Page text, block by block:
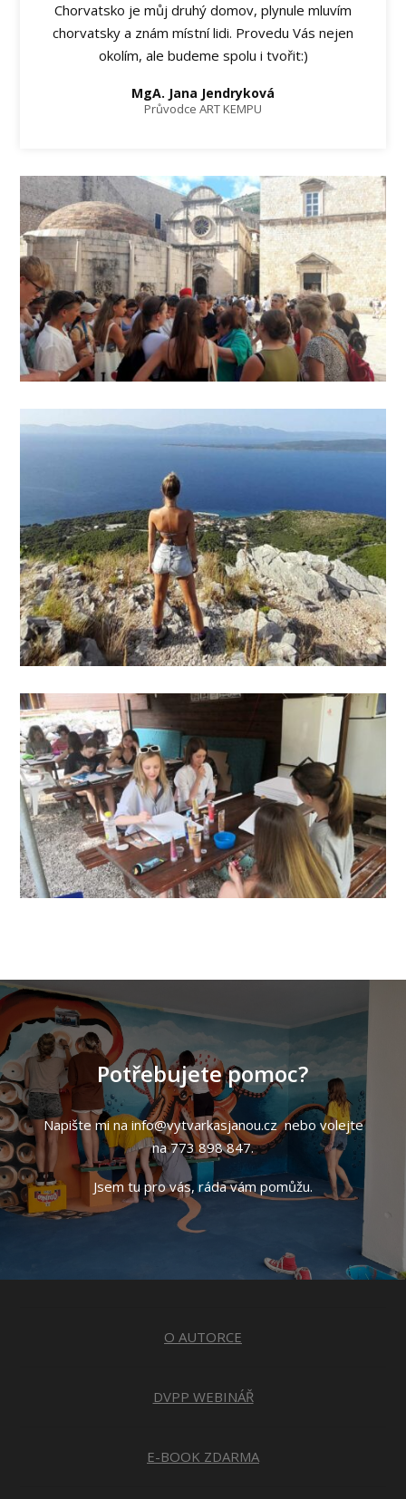
Chorvatsko je můj druhý domov, plynule mluvím
chorvatsky a znám místní lidi. Provedu Vás nejen
okolím, ale budeme spolu i tvořit:)
MgA. Jana Jendryková
Průvodce ART KEMPU
Potřebujete pomoc?
Napište mi na info@vytvarkasjanou.cz nebo volejte
na 773 898 847.
Jsem tu pro vás, ráda vám pomůžu.
O AUTORCE
DVPP WEBINÁŘ
E-BOOK ZDARMA